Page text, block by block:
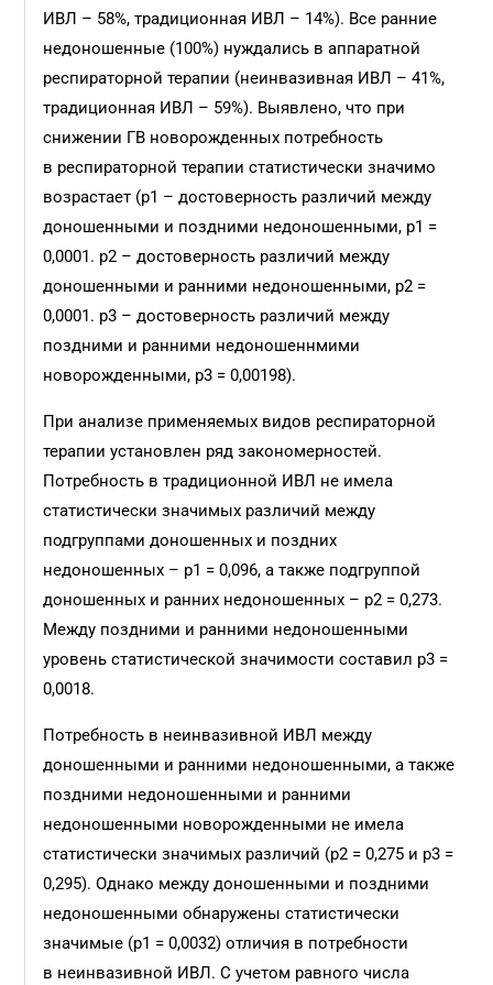
ИВЛ – 58%, традиционная ИВЛ – 14%). Все ранние
недоношенные (100%) нуждались в аппаратной
респираторной терапии (неинвазивная ИВЛ – 41%,
традиционная ИВЛ – 59%). Выявлено, что при
снижении ГВ новорожденных потребность
в респираторной терапии статистически значимо
возрастает (р1 – достоверность различий между
доношенными и поздними недоношенными, р1 =
0,0001. р2 – достоверность различий между
доношенными и ранними недоношенными, р2 =
0,0001. р3 – достоверность различий между
поздними и ранними недоношеннмими
новорожденными, р3 = 0,00198).
При анализе применяемых видов респираторной
терапии установлен ряд закономерностей.
Потребность в традиционной ИВЛ не имела
статистически значимых различий между
подгруппами доношенных и поздних
недоношенных – р1 = 0,096, а также подгруппой
доношенных и ранних недоношенных – р2 = 0,273.
Между поздними и ранними недоношенными
уровень статистической значимости составил р3 =
0,0018.
Потребность в неинвазивной ИВЛ между
доношенными и ранними недоношенными, а также
поздними недоношенными и ранними
недоношенными новорожденными не имела
статистически значимых различий (р2 = 0,275 и p3 =
0,295). Однако между доношенными и поздними
недоношенными обнаружены статистически
значимые (p1 = 0,0032) отличия в потребности
в неинвазивной ИВЛ. С учетом равного числа